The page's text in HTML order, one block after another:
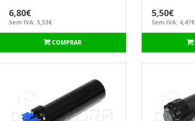
6,80€
Sem IVA: 5,53€
COMPRAR
5,50€
Sem IVA: 4,47€